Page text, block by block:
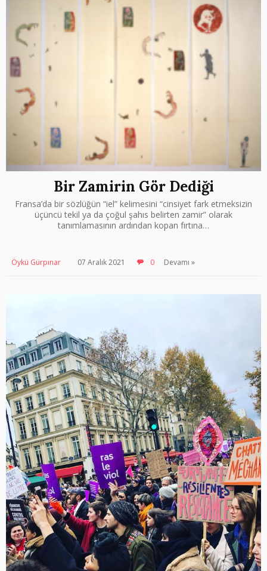
Bir Zamirin Gör Dediği
Fransa’da bir sözlüğün “iel” kelimesini “cinsiyet fark etmeksizin
üçüncü tekil ya da çoğul şahıs belirten zamir” olarak
tanımlamasının ardından kopan fırtına…
Öykü Gürpınar 07 Aralık 2021 0 Devamı »